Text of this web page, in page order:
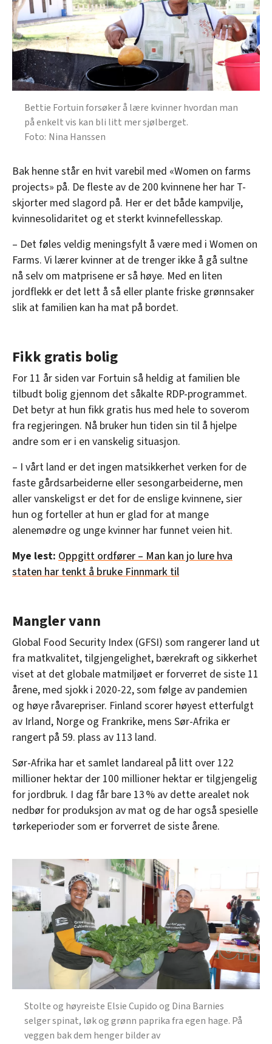
Bettie Fortuin forsøker å lære kvinner hvordan man
på enkelt vis kan bli litt mer sjølberget.
Nina Hanssen
Bak henne står en hvit varebil med «Women on farms
projects» på. De fleste av de 200 kvinnene her har T-
skjorter med slagord på. Her er det både kampvilje,
kvinnesolidaritet og et sterkt kvinnefellesskap.
– Det føles veldig meningsfylt å være med i Women on
Farms. Vi lærer kvinner at de trenger ikke å gå sultne
nå selv om matprisene er så høye. Med en liten
jordflekk er det lett å så eller plante friske grønnsaker
slik at familien kan ha mat på bordet.
Fikk gratis bolig
For 11 år siden var Fortuin så heldig at familien ble
tilbudt bolig gjennom det såkalte RDP-programmet.
Det betyr at hun fikk gratis hus med hele to soverom
fra regjeringen. Nå bruker hun tiden sin til å hjelpe
andre som er i en vanskelig situasjon.
– I vårt land er det ingen matsikkerhet verken for de
faste gårdsarbeiderne eller sesongarbeiderne, men
aller vanskeligst er det for de enslige kvinnene, sier
hun og forteller at hun er glad for at mange
alenemødre og unge kvinner har funnet veien hit.
Mye lest: Oppgitt ordfører – Man kan jo lure hva
staten har tenkt å bruke Finnmark til
Mangler vann
Global Food Security Index (GFSI) som rangerer land ut
fra matkvalitet, tilgjengelighet, bærekraft og sikkerhet
viset at det globale matmiljøet er forverret de siste 11
årene, med sjokk i 2020-22, som følge av pandemien
og høye råvarepriser. Finland scorer høyest etterfulgt
av Irland, Norge og Frankrike, mens Sør-Afrika er
rangert på 59. plass av 113 land.
Sør-Afrika har et samlet landareal på litt over 122
millioner hektar der 100 millioner hektar er tilgjengelig
for jordbruk. I dag får bare 13 % av dette arealet nok
nedbør for produksjon av mat og de har også spesielle
tørkeperioder som er forverret de siste årene.
Stolte og høyreiste Elsie Cupido og Dina Barnies
selger spinat, løk og grønn paprika fra egen hage. På
veggen bak dem henger bilder av